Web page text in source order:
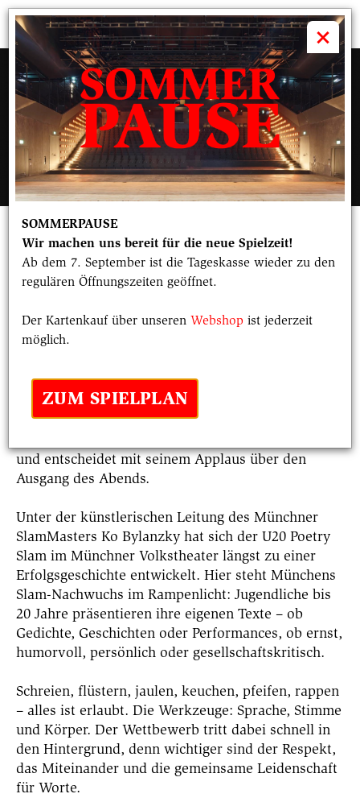
×
SOMMERPAUSE
Wir machen uns bereit für die neue Spielzeit!
Ab dem 7. September ist die Tageskasse wieder zu den
regulären Öffnungszeiten geöffnet.
Der Kartenkauf über unseren Webshop ist jederzeit
möglich.
ZUM SPIELPLAN
 volkstheater
U20 Poetry Slam
Mikrofone frei für Münchens
unserer Zeit – lebendig, direkt und voller Emotion.
Hier wird Poesie zum Erlebnis und zur Plattform
für alle, die sich trauen, ihre Texte mit der Welt zu
und entscheidet mit seinem Applaus über den
Ausgang des Abends.
Unter der künstlerischen Leitung des Münchner
SlamMasters Ko Bylanzky hat sich der U20 Poetry
Slam im Münchner Volkstheater längst zu einer
Erfolgsgeschichte entwickelt. Hier steht Münchens
Slam-Nachwuchs im Rampenlicht: Jugendliche bis
20 Jahre präsentieren ihre eigenen Texte – ob
Gedichte, Geschichten oder Performances, ob ernst,
humorvoll, persönlich oder gesellschaftskritisch.
Schreien, flüstern, jaulen, keuchen, pfeifen, rappen
– alles ist erlaubt. Die Werkzeuge: Sprache, Stimme
und Körper. Der Wettbewerb tritt dabei schnell in
den Hintergrund, denn wichtiger sind der Respekt,
das Miteinander und die gemeinsame Leidenschaft
für Worte.